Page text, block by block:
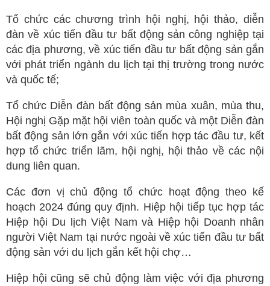
Tổ chức các chương trình hội nghị, hội thảo, diễn
đàn về xúc tiến đầu tư bất động sản công nghiệp tại
các địa phương, về xúc tiến đầu tư bất động sản gắn
với phát triển ngành du lịch tại thị trường trong nước
và quốc tế;
Tổ chức Diễn đàn bất động sản mùa xuân, mùa thu,
Hội nghị Gặp mặt hội viên toàn quốc và một Diễn đàn
bất động sản lớn gắn với xúc tiến hợp tác đầu tư, kết
hợp tổ chức triển lãm, hội nghị, hội thảo về các nội
dung liên quan.
Các đơn vị chủ động tổ chức hoạt động theo kế
hoạch 2024 đúng quy định. Hiệp hội tiếp tục hợp tác
Hiệp hội Du lịch Việt Nam và Hiệp hội Doanh nhân
người Việt Nam tại nước ngoài về xúc tiến đầu tư bất
động sản với du lịch gắn kết hội chợ…
Hiệp hội cũng sẽ chủ động làm việc với địa phương